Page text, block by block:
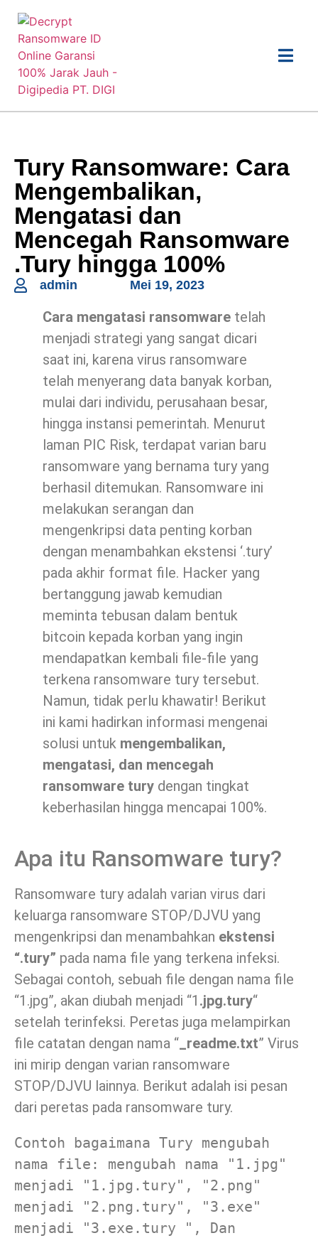
Tury Ransomware: Cara
Mengembalikan,
Mengatasi dan
Mencegah Ransomware
.Tury hingga 100%
admin Mei 19, 2023
Cara mengatasi ransomware telah
menjadi strategi yang sangat dicari
saat ini, karena virus ransomware
telah menyerang data banyak korban,
mulai dari individu, perusahaan besar,
hingga instansi pemerintah. Menurut
laman PIC Risk, terdapat varian baru
ransomware yang bernama tury yang
berhasil ditemukan. Ransomware ini
melakukan serangan dan
mengenkripsi data penting korban
dengan menambahkan ekstensi ‘.tury’
pada akhir format file. Hacker yang
bertanggung jawab kemudian
meminta tebusan dalam bentuk
bitcoin kepada korban yang ingin
mendapatkan kembali file-file yang
terkena ransomware tury tersebut.
Namun, tidak perlu khawatir! Berikut
ini kami hadirkan informasi mengenai
solusi untuk mengembalikan,
mengatasi, dan mencegah
ransomware tury dengan tingkat
keberhasilan hingga mencapai 100%.
Apa itu Ransomware tury?
Ransomware tury adalah varian virus dari
keluarga ransomware STOP/DJVU yang
mengenkripsi dan menambahkan ekstensi
“.tury” pada nama file yang terkena infeksi.
Sebagai contoh, sebuah file dengan nama file
“1.jpg”, akan diubah menjadi “1 .jpg.tury“
setelah terinfeksi. Peretas juga melampirkan
file catatan dengan nama “_readme.txt” Virus
ini mirip dengan varian ransomware
STOP/DJVU lainnya. Berikut adalah isi pesan
dari peretas pada ransomware tury.
Contoh bagaimana Tury mengubah
nama file: mengubah nama "1.jpg"
menjadi "1.jpg.tury", "2.png"
menjadi "2.png.tury", "3.exe"
menjadi "3.exe.tury ", Dan